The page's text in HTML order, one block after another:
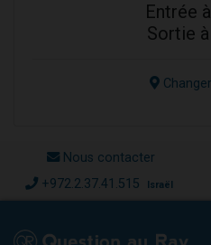
Entrée à
Sortie à
Nous contacter
+972.2.37.41.515 Israël